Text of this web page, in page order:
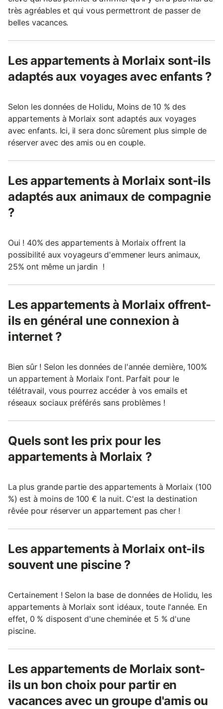
très agréables et qui vous permettront de passer de
belles vacances.
Les appartements à Morlaix sont-ils
adaptés aux voyages avec enfants ?
Selon les données de Holidu, Moins de 10 % des
appartements à Morlaix sont adaptés aux voyages
avec enfants. Ici, il sera donc sûrement plus simple de
réserver avec des amis ou en couple.
Les appartements à Morlaix sont-ils
adaptés aux animaux de compagnie
?
Oui ! 40% des appartements à Morlaix offrent la
possibilité aux voyageurs d'emmener leurs animaux,
25% ont même un jardin !
Les appartements à Morlaix offrent-
ils en général une connexion à
internet ?
Bien sûr ! Selon les données de l'année dernière, 100%
un appartement à Morlaix l'ont. Parfait pour le
télétravail, vous pourrez accéder à vos emails et
réseaux sociaux préférés sans problèmes !
Quels sont les prix pour les
appartements à Morlaix ?
La plus grande partie des appartements à Morlaix (100
%) est à moins de 100 € la nuit. C'est la destination
rêvée pour réserver un appartement pas cher !
Les appartements à Morlaix ont-ils
souvent une piscine ?
Certainement ! Selon la base de données de Holidu, les
appartements à Morlaix sont idéaux, toute l'année. En
effet, 0 % disposent d'une cheminée et 5 % d'une
piscine.
Les appartements de Morlaix sont-
ils un bon choix pour partir en
vacances avec un groupe d'amis ou